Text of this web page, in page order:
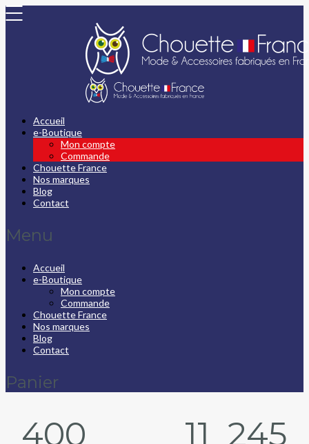
Accueil
e-Boutique
Mon compte
Commande
Chouette France
Nos marques
Blog
Contact
Menu
Accueil
e-Boutique
Mon compte
Commande
Chouette France
Nos marques
Blog
Contact
Panier
_400______11_245